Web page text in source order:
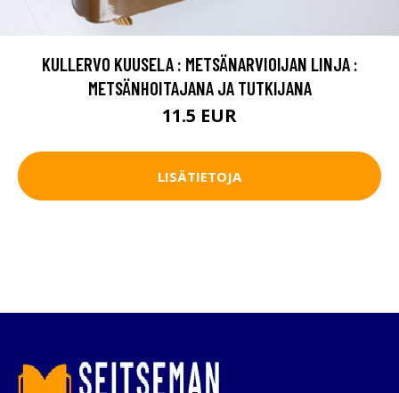
KULLERVO KUUSELA : METSÄNARVIOIJAN LINJA :
METSÄNHOITAJANA JA TUTKIJANA
11.5 EUR
LISÄTIETOJA